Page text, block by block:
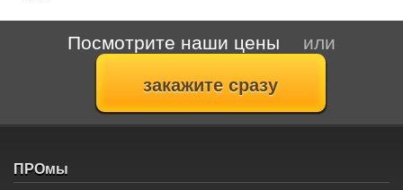
Посмотрите наши цены или
ПРОмы